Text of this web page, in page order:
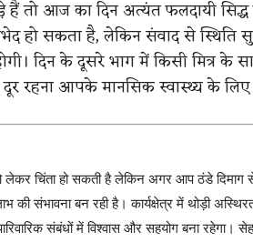
हैं तो आज का दिन अत्यंत फलदायी
हो सकता है, लेकिन संवाद से स्थिति
दिन के दूसरे भाग में किसी मित्र के
रहना आपके मानसिक स्वास्थ्य के लिए
चिंता हो सकती है लेकिन अगर आप ठंडे दिमाग
की संभावना बन रही है। कार्यक्षेत्र में थोड़ी
संबंधों में विश्वास और सहयोग बना